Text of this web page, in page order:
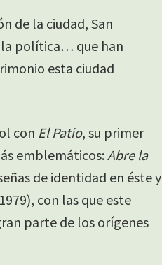
de la ciudad, San
la política… que han
esta ciudad
con El Patio, su primer
emblemáticos: Abre la
de identidad en éste y
con las que este
parte de los orígenes